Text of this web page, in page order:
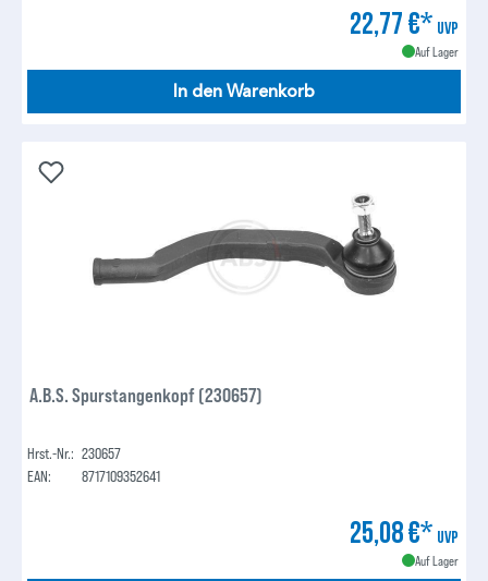
22,77 €* UVP
Auf Lager
In den Warenkorb
A.B.S. Spurstangenkopf (230657)
Hrst.-Nr.: 230657
EAN:
8717109352641
25,08 €* UVP
Auf Lager